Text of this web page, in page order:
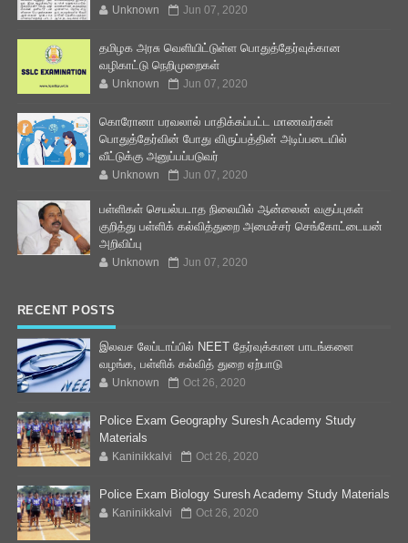
Unknown Jun 07, 2020
தமிழக அரசு வெளியிட்டுள்ள பொதுத்தேர்வுக்கான
வழிகாட்டு நெறிமுறைகள்
Unknown Jun 07, 2020
கொரோனா பரவலால் பாதிக்கப்பட்ட மாணவர்கள்
பொதுத்தேர்வின் போது விருப்பத்தின் அடிப்படையில்
வீட்டுக்கு அனுப்பப்படுவர்
Unknown Jun 07, 2020
பள்ளிகள் செயல்படாத நிலையில் ஆன்லைன் வகுப்புகள்
குறித்து பள்ளிக் கல்வித்துறை அமைச்சர் செங்கோட்டையன்
அறிவிப்பு
Unknown Jun 07, 2020
RECENT POSTS
இலவச லேப்டாப்பில் NEET தேர்வுக்கான பாடங்களை
வழங்க, பள்ளிக் கல்வித் துறை ஏற்பாடு
Unknown Oct 26, 2020
Police Exam Geography Suresh Academy Study
Materials
Kaninikkalvi Oct 26, 2020
Police Exam Biology Suresh Academy Study Materials
Kaninikkalvi Oct 26, 2020